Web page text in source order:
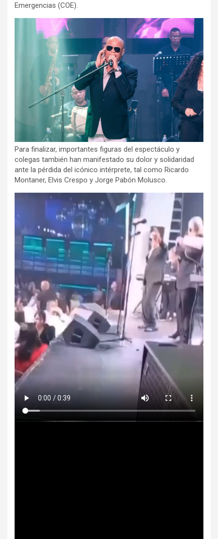
Emergencias (COE).
Para finalizar, importantes figuras del espectáculo y
colegas también han manifestado su dolor y solidaridad
ante la pérdida del icónico intérprete, tal como Ricardo
Montaner, Elvis Crespo y Jorge Pabón Molusco.